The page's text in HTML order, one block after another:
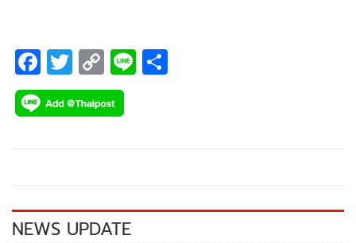
F
ac
e
k
T
wi
tt
C
o
p
k
Li
NEWS UPDATE